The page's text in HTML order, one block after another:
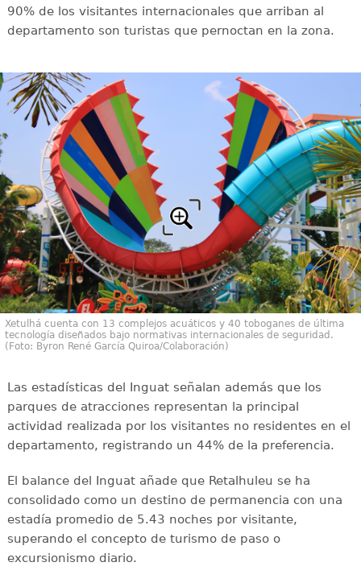
90% de los visitantes internacionales que arriban al
departamento son turistas que pernoctan en la zona.
Xetulhá cuenta con 13 complejos acuáticos y 40 toboganes de última
tecnología diseñados bajo normativas internacionales de seguridad.
(Foto: Byron René García Quiroa/Colaboración)
Las estadísticas del Inguat señalan además que los
parques de atracciones representan la principal
actividad realizada por los visitantes no residentes en el
departamento, registrando un 44% de la preferencia.
El balance del Inguat añade que Retalhuleu se ha
consolidado como un destino de permanencia con una
estadía promedio de 5.43 noches por visitante,
superando el concepto de turismo de paso o
excursionismo diario.